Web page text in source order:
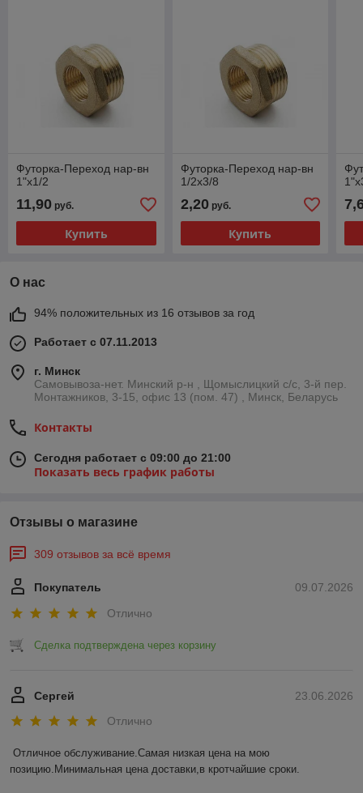
Футорка-Переход нар-вн
1"х1/2
11,90 руб.
Купить
Футорка-Переход нар-вн
1/2х3/8
2,20руб.
Купить
О нас
94% положительных из 16 отзывов за год
Работает с 07.11.2013
г. Минск
Самовывоза-нет. Минский р-н , Щомыслицкий с/с, 3-й пер.
Монтажников, 3-15, офис 13 (пом. 47) , Минск, Беларусь
Контакты
Сегодня работает с 09:00 до 21:00
Показать весь график работы
Отзывы о магазине
309 отзывов за всё время
09.07.2026
Покупатель
Отлично
Сделка подтверждена через корзину
23.06.2026
Сергей
Отлично
Отличное обслуживание.Самая низкая цена на мою
позицию.Минимальная цена доставки,в кротчайшие сроки.